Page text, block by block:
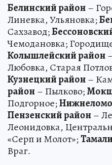
Белинский район –
Линевка, Ульяновка;
Сахзавод;
Чемодановка;
Колышлейский район
Любовка, Старая
Кузнецкий район –
район – Пылково;
Подгорное;
Пензенский район –
Леонидовка,
«Серп и Молот»;
Враг.